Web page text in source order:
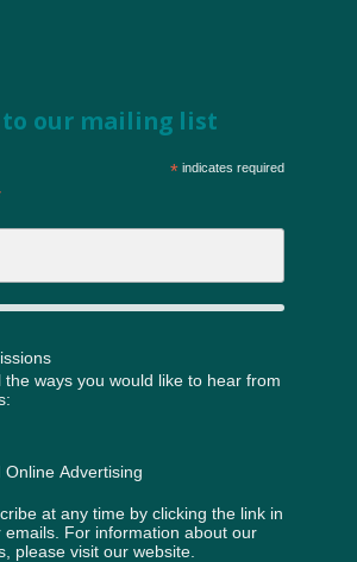
to our mailing list
*indicates required
the ways you would like to hear from
Online Advertising
at any time by clicking the link in
For information about our
please visit our website.